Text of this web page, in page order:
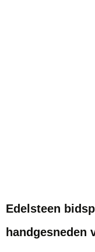
Edelsteen
handgesneden